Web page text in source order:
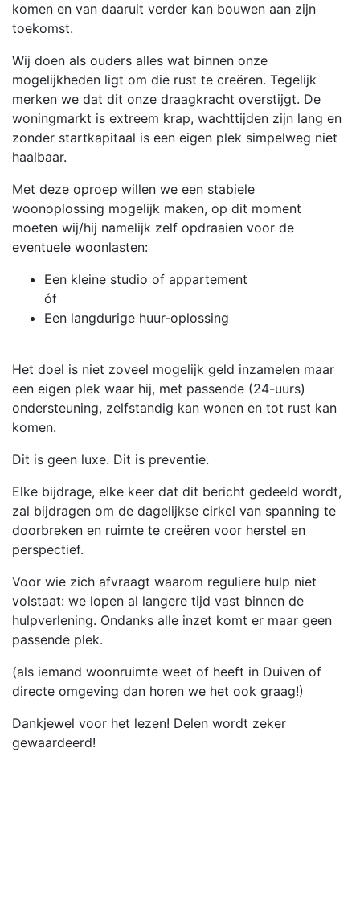
komen en van daaruit verder kan bouwen aan zijn
toekomst.
Wij doen als ouders alles wat binnen onze
mogelijkheden ligt om die rust te creëren. Tegelijk
merken we dat dit onze draagkracht overstijgt. De
woningmarkt is extreem krap, wachttijden zijn lang en
zonder startkapitaal is een eigen plek simpelweg niet
haalbaar.
Met deze oproep willen we een stabiele
woonoplossing mogelijk maken, op dit moment
moeten wij/hij namelijk zelf opdraaien voor de
eventuele woonlasten:
Een kleine studio of appartement
óf
Een langdurige huur-oplossing
Het doel is niet zoveel mogelijk geld inzamelen maar
een eigen plek waar hij, met passende (24-uurs)
ondersteuning, zelfstandig kan wonen en tot rust kan
komen.
Dit is geen luxe. Dit is preventie.
Elke bijdrage, elke keer dat dit bericht gedeeld wordt,
zal bijdragen om de dagelijkse cirkel van spanning te
doorbreken en ruimte te creëren voor herstel en
perspectief.
Voor wie zich afvraagt waarom reguliere hulp niet
volstaat: we lopen al langere tijd vast binnen de
hulpverlening. Ondanks alle inzet komt er maar geen
passende plek.
(als iemand woonruimte weet of heeft in Duiven of
directe omgeving dan horen we het ook graag!)
Dankjewel voor het lezen! Delen wordt zeker
gewaardeerd!